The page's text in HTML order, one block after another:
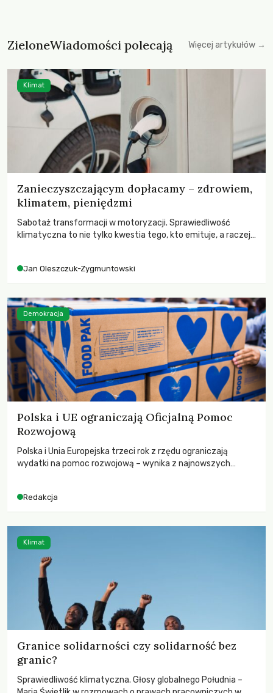
ZieloneWiadomości polecają Więcej artykułów →
Zanieczyszczającym dopłacamy – zdrowiem,
klimatem, pieniędzmi
Sabotaż transformacji w motoryzacji. Sprawiedliwość
klimatyczna to nie tylko kwestia tego, kto emituje, a raczej
Jan Oleszczuk-Zygmuntowski
Klimat
Polska i UE ograniczają Oficjalną Pomoc
Rozwojową
Polska i Unia Europejska trzeci rok z rzędu ograniczają
wydatki na pomoc rozwojową – wynika z najnowszych
odnotowano największe tąpnięcie ODA w historii. Jakie będą
kryzysami i ubóstwem?
Redakcja
Demokracja
Granice solidarności czy solidarność bez
granic?
Sprawiedliwość klimatyczna. Głosy globalnego Południa –
Klimat